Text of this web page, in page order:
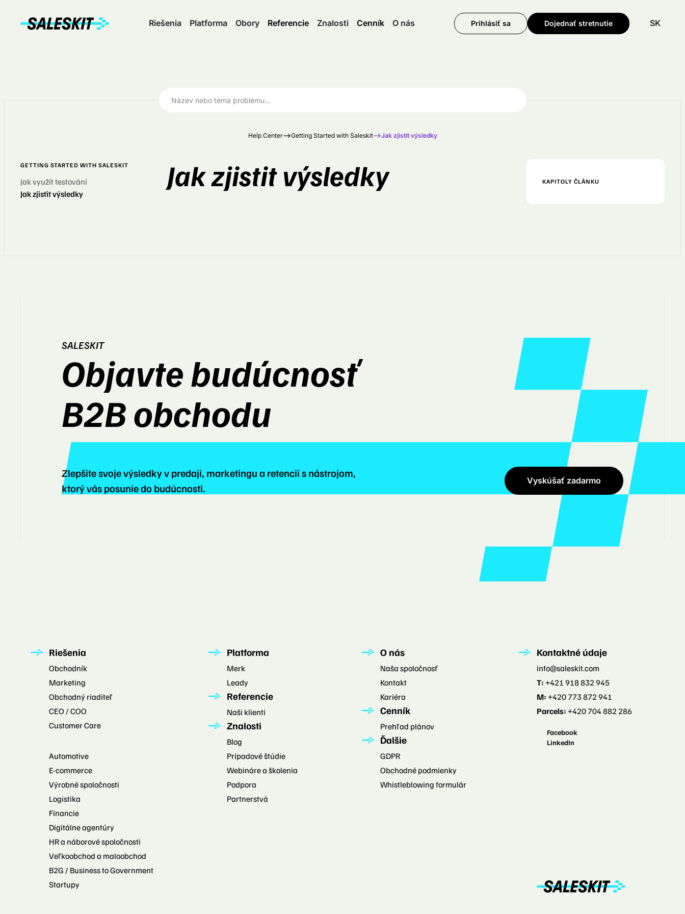
Riešenia Platforma Obory Referencie Znalosti Cenník O nás Prihlásiť sa Dojednať stretnutie SK
Help Center–>Getting Started with Saleskit–>Jak zjistit výsledky
GETTING STARTED WITH SALESKIT
Jak využít testování
Jak zjistit výsledky
Jak zjistit výsledky KAPITOLY ČLÁNKU
SALESKIT
Objavte budúcnosť
B2B obchodu
Zlepšite svoje výsledky v predaji, marketingu a retencii s nástrojom,
ktorý vás posunie do budúcnosti.
Vyskúšať zadarmo
Riešenia
Obchodník
Marketing
Obchodný riaditeľ
CEO / COO
Customer Care
Automotive
E-commerce
Výrobné spoločnosti
Logistika
Financie
Digitálne agentúry
HR a náborové spoločnosti
Veľkoobchod a maloobchod
B2G / Business to Government
Startupy
Platforma
Merk
Leady
Referencie
Naši klienti
Znalosti
Blog
Prípadové štúdie
Webináre a školenia
Podpora
Partnerstvá
O nás
Naša spoločnosť
Kontakt
Kariéra
Cenník
Prehľad plánov
Ďalšie
GDPR
Obchodné podmienky
Whistleblowing formulár
Kontaktné údaje
info@saleskit.com
T: +421 918 832 945
M: +420 773 872 941
Parcels: +420 704 882 286
Facebook
LinkedIn